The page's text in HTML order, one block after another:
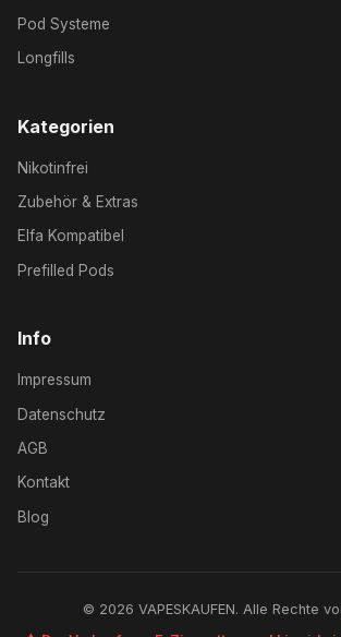
Pod Systeme
Longfills
Kategorien
Nikotinfrei
Zubehör & Extras
Elfa Kompatibel
Prefilled Pods
Info
Impressum
Datenschutz
AGB
Kontakt
Blog
© 2026 VAPESKAUFEN. Alle Rechte